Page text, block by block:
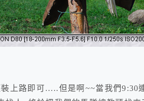
上路即可…..但是啊~~當我們9:30